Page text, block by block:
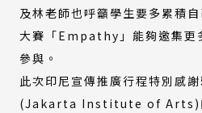
及林老師也呼籲學生要多累積
大賽「Empathy」能夠邀集更
參與。
此次印尼宣傳推廣行程特別感
(Jakarta Institute of Arts)